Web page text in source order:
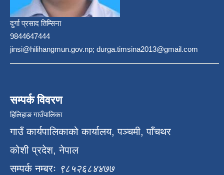
दुर्गा प्रसाद तिम्सिना
9844647444
jinsi@hilihangmun.gov.np; durga.timsina2013@gmail.com
सम्पर्क विवरण
हिलिहाङ गाउँपालिका
गाउँ कार्यपालिकाको कार्यालय, पञ्चमी, पाँचथर
कोशी प्रदेश, नेपाल
सम्पर्क नम्बरः ९८५२६८४४७७